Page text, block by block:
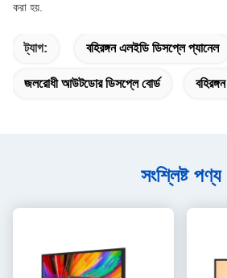
করা হয়.
ট্যাগ: বহিরঙ্গন এলইডি ডিসপ্লে প্যানেল
জলরোধী আউটডোর ডিসপ্লে বোর্ড
সংশ্লিষ্ট পণ্য